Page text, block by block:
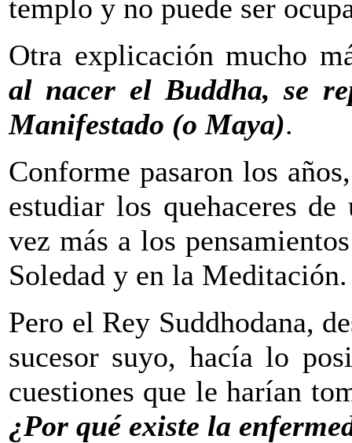
templo y no puede ser
Otra explicación mucho
al nacer el Buddha, se
Manifestado (o Maya).
Conforme pasaron los
estudiar los quehaceres
vez más a los
Soledad y en la Meditación.
Pero el Rey Suddhodana,
sucesor suyo, hacía lo
cuestiones que le harían
¿Por qué existe la